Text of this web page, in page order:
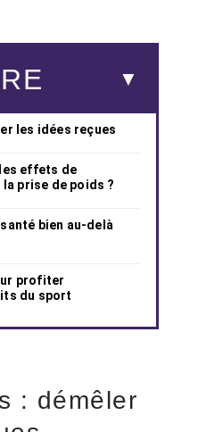
les idées reçues
effets de
prise de poids ?
bien au-delà
profiter
du sport
: démêler